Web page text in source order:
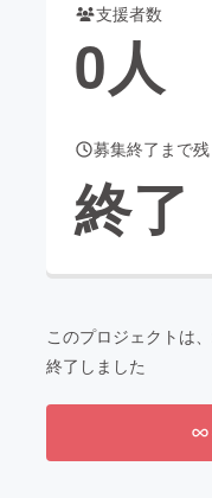
ーティー・ヘルスケア
支援者数
0人
募集終了まで残
終了
このプロジェクトは、
終了しました